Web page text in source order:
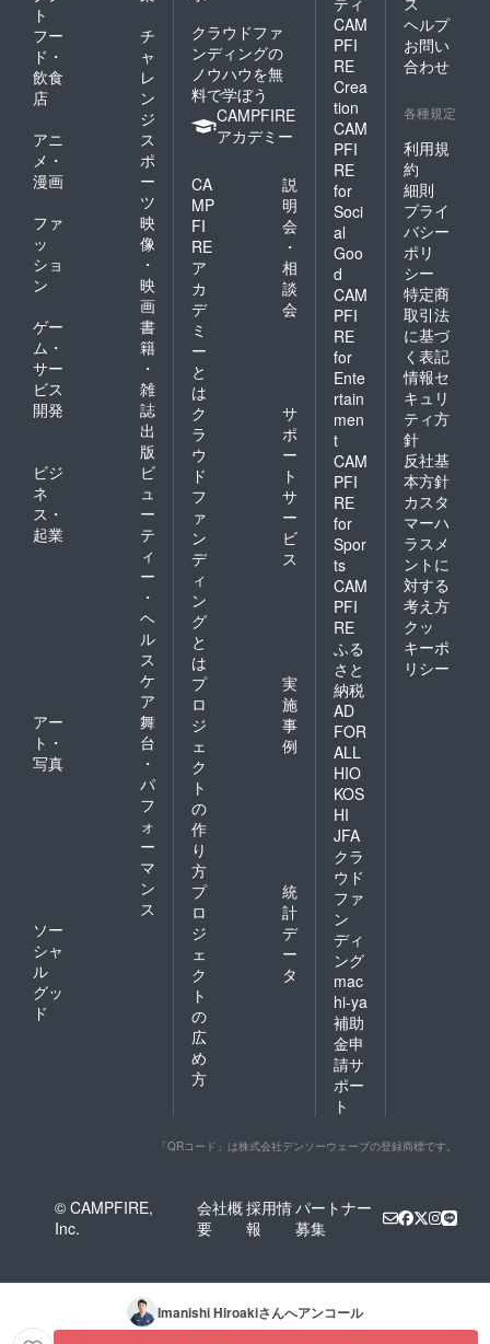
ト
フー
ド・
飲食
店
チ
ャ
レ
ン
ジ
アニ
メ・
漫画
ス
ポ
ー
ツ
ファ
ッ
ショ
ン
映
像
・
映
画
ゲー
ム・
サー
ビス
開発
書
籍
・
雑
誌
出
版
ビジ
ネ
ス・
起業
ビ
ュ
ー
テ
ィ
ー
・
ヘ
ル
ス
ケ
ア
アー
ト・
写真
舞
台
・
パ
フ
ォ
ー
マ
ン
ス
ソー
シャ
ル
グッ
ド
クラウドファ
ンディングの
ノウハウを無
料で学ぼう
CAMPFIRE
アカデミー
CA
MP
FI
RE
ア
カ
デ
ミ
ー
と
は
説
明
会
・
相
談
会
ク
ラ
ウ
ド
フ
ァ
ン
デ
ィ
ン
グ
と
は
サ
ポ
ー
ト
サ
ー
ビ
ス
プ
ロ
ジ
ェ
ク
ト
の
作
り
方
実
施
事
例
プ
ロ
ジ
ェ
ク
ト
の
広
め
方
統
計
デ
ー
タ
CAM
PFI
RE
Crea
tion
CAM
PFI
RE
for
Soci
al
Goo
d
CAM
PFI
RE
for
Ente
rtain
men
t
CAM
PFI
RE
for
Spor
ts
CAM
PFI
RE
ふる
さと
納税
AD
FOR
ALL
HIO
KOS
HI
JFA
クラ
ウド
ファ
ン
ディ
ング
mac
hi-ya
補助
金申
請サ
ポー
ト
ヘルプ
お問い
合わせ
各種規定
利用規
約
細則
プライ
バシー
ポリ
シー
特定商
取引法
に基づ
く表記
情報セ
キュリ
ティ方
針
反社基
本方針
カスタ
マーハ
ラスメ
ントに
対する
考え方
クッ
キーポ
リシー
「QRコード」は株式会社デンソーウェーブの登録商標です。
© CAMPFIRE,
Inc.
会社概
要
採用情
報
パートナー
募集
Imanishi Hiroakiさんへアンコール